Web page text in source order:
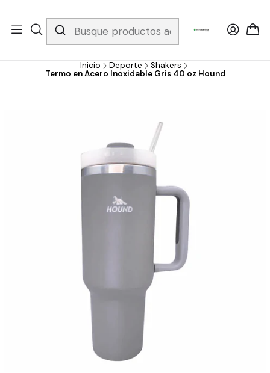
Whatsapp 3229079958/ Fijo 6019251796 / Envios a todo el país y
gratis apartir de 199.000!
Inicio Deporte
Shakers
Termo en Acero Inoxidable Gris 40 oz Hound